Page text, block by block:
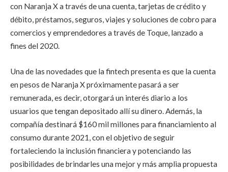
con Naranja X a través de una cuenta, tarjetas de crédito y
débito, préstamos, seguros, viajes y soluciones de cobro para
comercios y emprendedores a través de Toque, lanzado a
fines del 2020.
Una de las novedades que la fintech presenta es que la cuenta
en pesos de Naranja X próximamente pasará a ser
remunerada, es decir, otorgará un interés diario a los
usuarios que tengan depositado allí su dinero. Además, la
compañía destinará $160 mil millones para financiamiento al
consumo durante 2021, con el objetivo de seguir
fortaleciendo la inclusión financiera y potenciando las
posibilidades de brindarles una mejor y más amplia propuesta